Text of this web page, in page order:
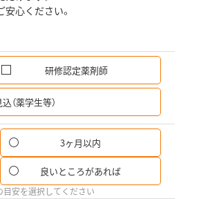
心ください。
研修認定薬剤師
（薬学生等）
3ヶ月以内
良いところがあれば
安を選択してください